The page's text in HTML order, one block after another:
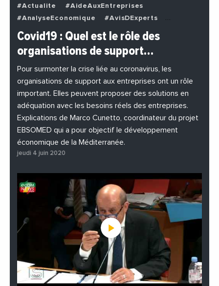
#Actualite
#AideAuxEntreprises
#AnalyseEconomique
#AvisDExperts
#BuzzNews
#Decideurs
#EchangesMediterraneens
#Economie
#EnDirectDe
#Entreprises
#Institutions
#PhotosEtVideos
Covid19 : Quel est le rôle des
organisations de support…
Pour surmonter la crise liée au coronavirus, les
organisations de support aux entreprises ont un rôle
important. Elles peuvent proposer des solutions en
adéquation avec les besoins réels des entreprises.
Explications de Marco Cunetto, coordinateur du projet
EBSOMED qui a pour objectif le développement
économique de la Méditerranée.
jeudi 4 juin 2020